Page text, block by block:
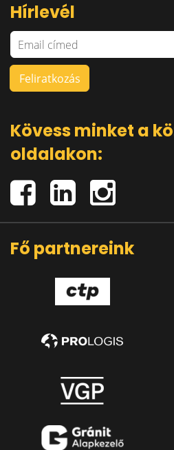
Hírlevél
Kövess minket a
oldalakon:
Fő partnereink